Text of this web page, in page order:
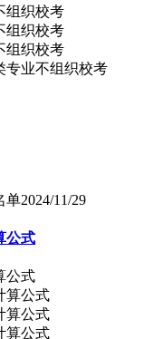
专业不组织校考
单2024/11/29
公式
公式